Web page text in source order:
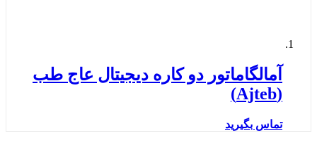
آمالگاماتور دو کاره دیجیتال عاج طب
(Ajteb)
تماس بگیرید